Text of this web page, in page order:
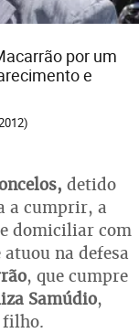
por um
e
detido
a cumprir, a
domiciliar com
na defesa
, que cumpre
Samúdio,
filho.